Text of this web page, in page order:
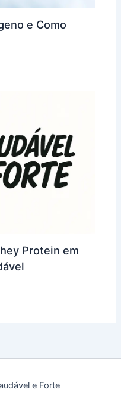
e Como
Protein em
e Forte